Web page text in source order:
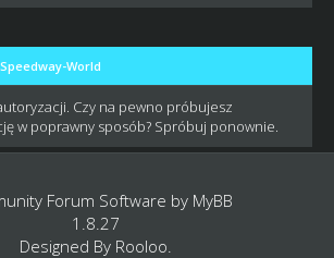
World
Czy na pewno próbujesz
w poprawny sposób? Spróbuj ponownie.
Forum Software by MyBB
1.8.27
Designed By Rooloo.